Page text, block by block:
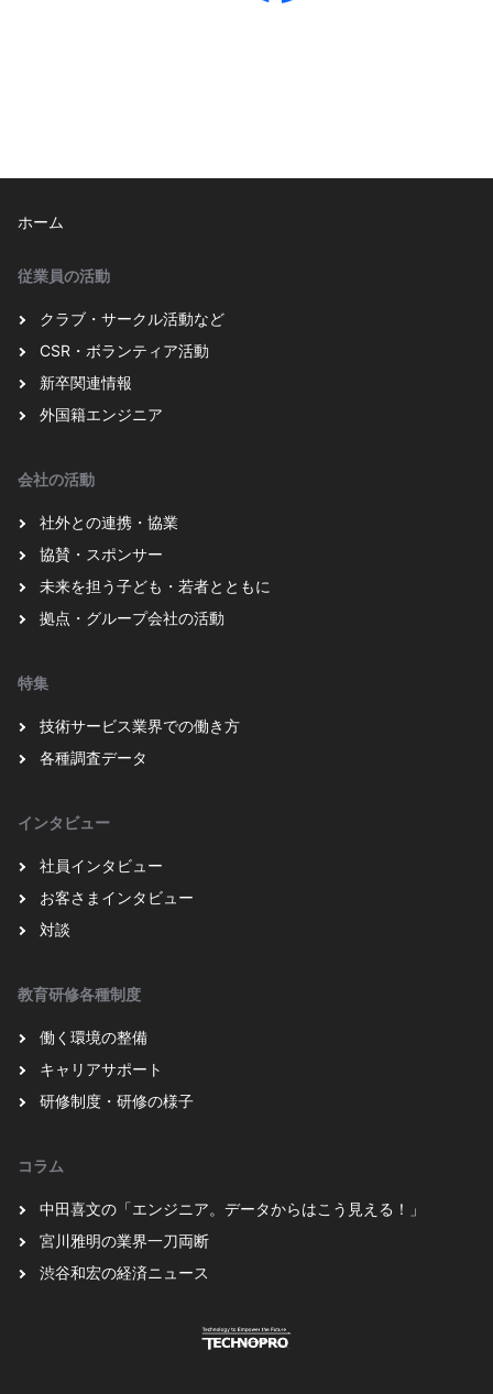
ホーム
従業員の活動
クラブ・サークル活動など
CSR・ボランティア活動
新卒関連情報
外国籍エンジニア
会社の活動
社外との連携・協業
協賛・スポンサー
未来を担う子ども・若者とともに
拠点・グループ会社の活動
特集
技術サービス業界での働き方
各種調査データ
インタビュー
社員インタビュー
お客さまインタビュー
対談
教育研修各種制度
働く環境の整備
キャリアサポート
研修制度・研修の様子
コラム
中田喜文の「エンジニア。データからはこう見える！」
宮川雅明の業界一刀両断
渋谷和宏の経済ニュース